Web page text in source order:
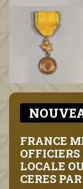
FRANCE
LOCALE
CERES